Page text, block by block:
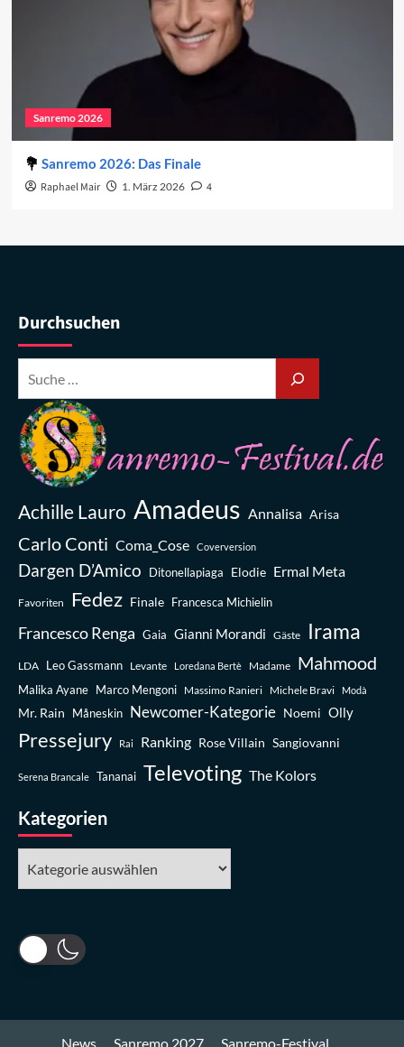
Sanremo 2026
Sanremo 2026: Das Finale
Raphael Mair 1. März 2026 4
Durchsuchen
Achille Lauro Amadeus Annalisa Arisa
Carlo Conti Coma_Cose Coverversion
Dargen D’Amico Ditonellapiaga Elodie Ermal Meta
Favoriten Fedez Finale Francesca Michielin
Francesco Renga Gaia Gianni Morandi Gäste Irama
LDA Leo Gassmann Levante Loredana Bertè Madame Mahmood
Malika Ayane Marco Mengoni Massimo Ranieri Michele Bravi Modà
Mr. Rain Måneskin Newcomer-Kategorie Noemi Olly
Pressejury Rai Ranking Rose Villain Sangiovanni
Serena Brancale Tananai Televoting The Kolors
Kategorien
News Sanremo 2027 Sanremo-Festival